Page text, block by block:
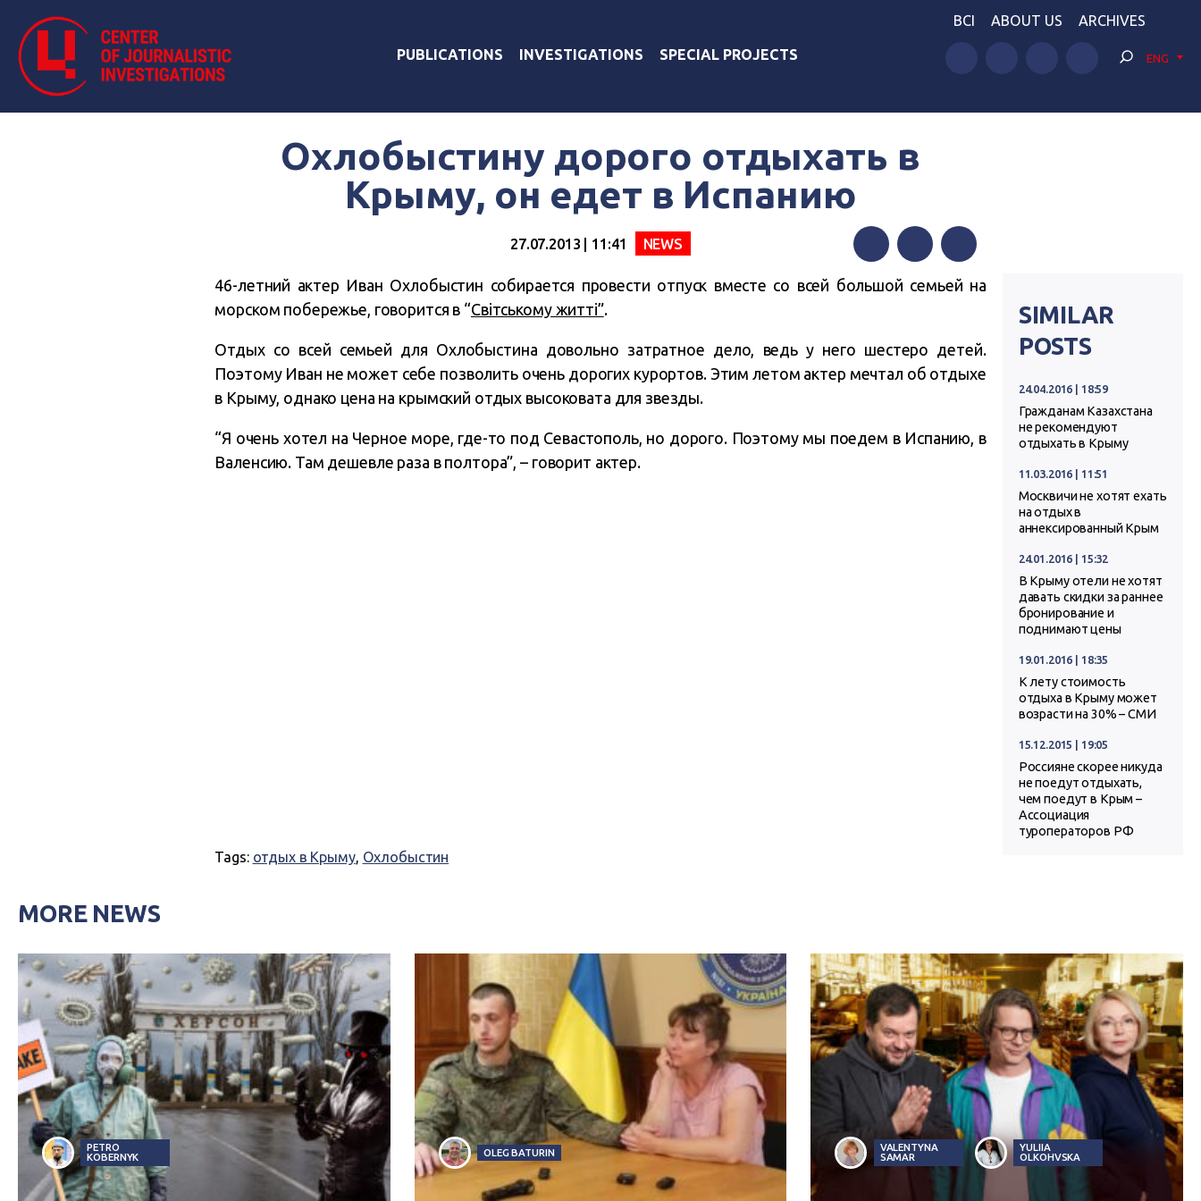
PUBLICATIONS INVESTIGATIONS SPECIAL PROJECTS
BCI ABOUT US ARCHIVES
ENG
Охлобыстину дорого отдыхать в
Крыму, он едет в Испанию
27.07.2013 | 11:41 NEWS
FacebookTwitter Telegram
46-летний актер Иван Охлобыстин собирается провести отпуск вместе со всей большой семьей на
морском побережье, говорится в “Світському житті”.
Отдых со всей семьей для Охлобыстина довольно затратное дело, ведь у него шестеро детей.
Поэтому Иван не может себе позволить очень дорогих курортов. Этим летом актер мечтал об отдыхе
в Крыму, однако цена на крымский отдых высоковата для звезды.
“Я очень хотел на Черное море, где-то под Севастополь, но дорого. Поэтому мы поедем в Испанию, в
Валенсию. Там дешевле раза в полтора”, – говорит актер.
Tags: отдых в Крыму, Охлобыстин
SIMILAR
POSTS
24.04.2016 | 18:59
Гражданам Казахстана
не рекомендуют
отдыхать в Крыму
11.03.2016 | 11:51
Москвичи не хотят ехать
на отдых в
аннексированный Крым
24.01.2016 | 15:32
В Крыму отели не хотят
давать скидки за раннее
бронирование и
поднимают цены
19.01.2016 | 18:35
К лету стоимость
отдыха в Крыму может
возрасти на 30% – СМИ
15.12.2015 | 19:05
Россияне скорее никуда
не поедут отдыхать,
чем поедут в Крым –
Ассоциация
туроператоров РФ
MORE NEWS
PETRO
KOBERNYK
OLEG BATURIN
VALENTYNA
SAMAR
YULIIA
OLKOHVSKA